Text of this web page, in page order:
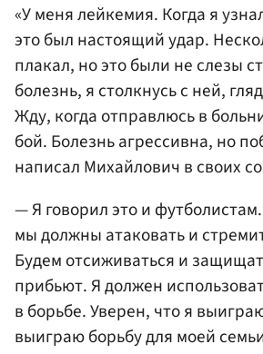
«У меня лейкемия. Когда я
это был настоящий удар.
плакал, но это были не слезы
болезнь, я столкнусь с ней,
Жду, когда отправлюсь в
бой. Болезнь агрессивна, но
написал Михайлович в своих
— Я говорил это и
мы должны атаковать и
Будем отсиживаться и
прибьют. Я должен
в борьбе. Уверен, что я
выиграю борьбу для моей